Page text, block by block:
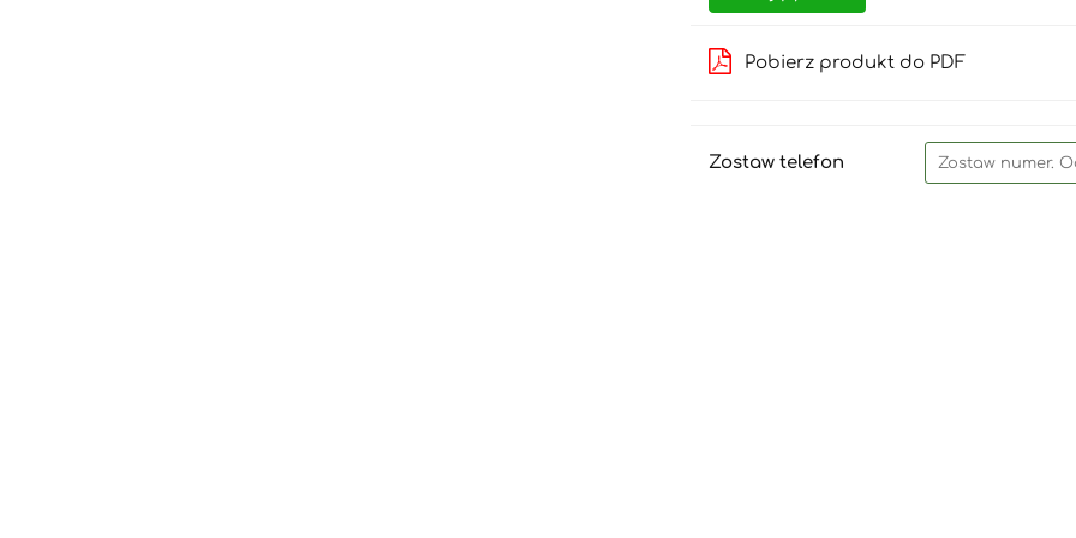
Pobierz produkt do PDF
Zostaw telefon